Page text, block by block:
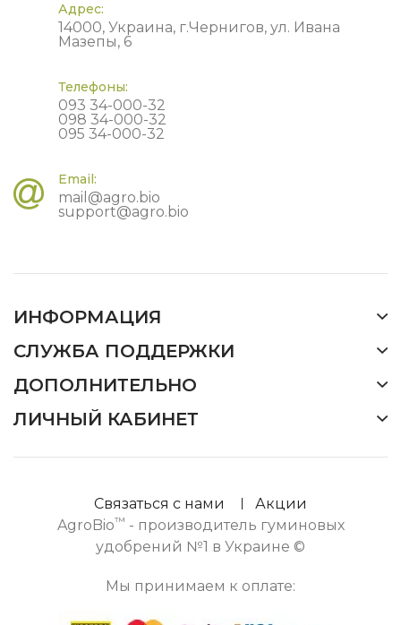
Адрес:
14000, Украина, г.Чернигов, ул. Ивана
Мазепы, 6
Телефоны:
093 34-000-32
098 34-000-32
095 34-000-32
Email:
mail@agro.bio
support@agro.bio
ИНФОРМАЦИЯ
СЛУЖБА ПОДДЕРЖКИ
ДОПОЛНИТЕЛЬНО
ЛИЧНЫЙ КАБИНЕТ
Связаться с нами
Акции
AgroBio™ - производитель гуминовых
удобрений №1 в Украине ©
Мы принимаем к оплате: